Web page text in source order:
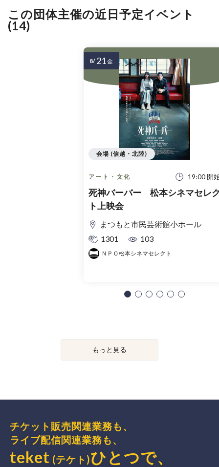
この団体主催の近日予定イベント
(14)
アート・文化 19:00 開
死神バーバー 松本シネマセレ
ト上映会
まつもと市民芸術館小ホール
1301
103
ＮＰＯ松本シネマセレクト
会場 (信越・北陸)
8/ 21金
もっと見る
チケット販売関連業務も、
ライブ配信関連業務も、
teket (テケト)ひとつで、